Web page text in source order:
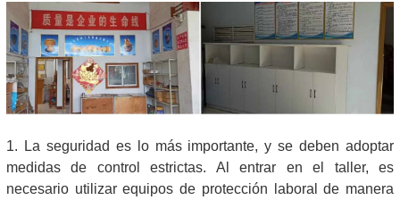
1. La seguridad es lo más importante, y se deben adoptar
medidas de control estrictas. Al entrar en el taller, es
necesario utilizar equipos de protección laboral de manera